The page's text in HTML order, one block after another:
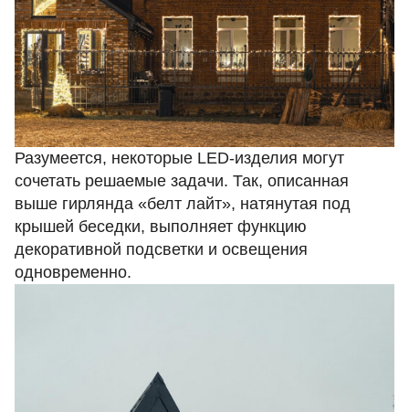
Разумеется, некоторые LED-изделия могут
сочетать решаемые задачи. Так, описанная
выше гирлянда «белт лайт», натянутая под
крышей беседки, выполняет функцию
декоративной подсветки и освещения
одновременно.